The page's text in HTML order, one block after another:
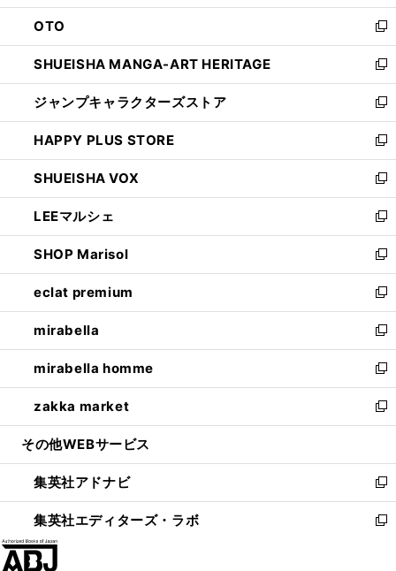
ウ
で
開
く
ン
ド
ウ
で
開
く
OTO
新
し
い
ウ
ィ
ン
ド
ウ
で
開
く
SHUEISHA MANGA-ART HERITAGE
新
し
い
ウ
ィ
ン
ド
ウ
で
開
く
ジャンプキャラクターズストア
新
し
い
ウ
ィ
ン
ド
ウ
で
開
く
HAPPY PLUS STORE
新
し
い
ウ
ィ
ン
ド
ウ
で
開
く
SHUEISHA VOX
新
し
い
ウ
ィ
ン
ド
ウ
で
開
く
LEEマルシェ
新
し
い
ウ
ィ
ン
ド
ウ
で
開
く
SHOP Marisol
新
し
い
ウ
ィ
ン
ド
ウ
で
開
eclat premium
新
し
い
ウ
ィ
ン
ド
ウ
開
く
mirabella
新
し
い
ウ
ィ
ン
ウ
で
開
く
mirabella homme
新
し
い
ウ
ン
ド
ウ
で
zakka market
新
し
ウ
ィ
ン
ド
その他WEBサービス
集英社アドナビ
新
し
い
集英社エディターズ・ラボ
新